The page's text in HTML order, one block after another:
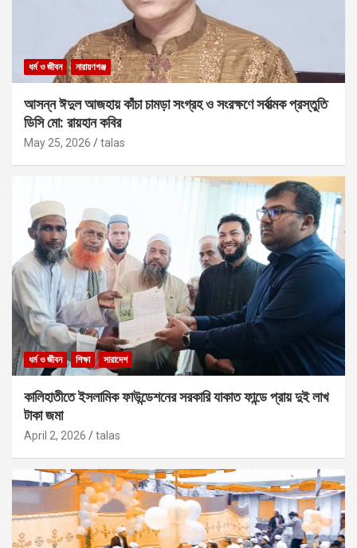
ধর্ম ও জীবন নারায়ণগঞ্জ
আসন্ন ঈদুল আজহায় কাঁচা চামড়া সংগ্রহ ও সংরক্ষণে সর্বাত্মক প্রস্তুতি
ডিসি মো: রায়হান কবির
May 25, 2026 talas
ধর্ম ও জীবন শিক্ষা সারাদেশ
কালিহাতীতে ইসলামিক ফাউন্ডেশনের সরকারি যাকাত ফান্ডে প্রায় দুই লাখ
টাকা জমা
April 2, 2026 talas